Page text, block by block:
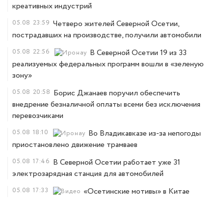
креативных индустрий
05.08 23:59 Четверо жителей Северной Осетии,
пострадавших на производстве, получили автомобили
05.08 22:56
В Северной Осетии 19 из 33
реализуемых федеральных программ вошли в «зеленую
зону»
05.08 20:58 Борис Джанаев поручил обеспечить
внедрение безналичной оплаты всеми без исключения
перевозчиками
05.08 18:10
Во Владикавказе из-за непогоды
приостановлено движение трамваев
05.08 17:46 В Северной Осетии работает уже 31
электрозарядная станция для автомобилей
05.08 17:33 «Осетинские мотивы» в Китае